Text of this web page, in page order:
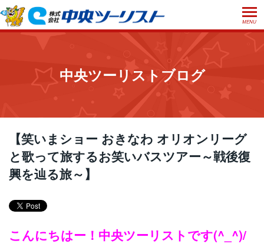
MENU
ご利用案内
お受取り方法について
取消手数料について
ご旅行条件書 会社概要 採用情報
観光庁長官登録旅行業第555号
閉じる
中央ツーリストブログ
【笑いまショー おきなわ オリオンリーグ
と歌って旅するお笑いバスツアー～戦後復
興を辿る旅～】
こんにちはー！中央ツーリストです(^_^)/